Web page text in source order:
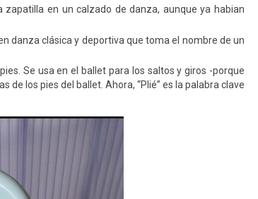
en un calzado de danza, aunque ya habian
danza clásica y deportiva que toma el nombre de un
Se usa en el ballet para los saltos y giros -porque
de los pies del ballet. Ahora, “Plié” es la palabra clave